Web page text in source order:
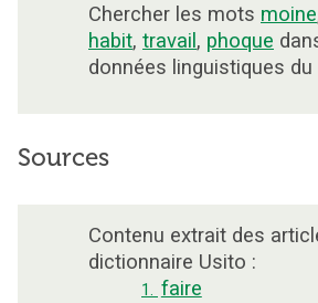
Chercher les mots moine
habit, travail , phoque
données linguistiques du
Sources
Contenu extrait des
dictionnaire Usito :
1. faire